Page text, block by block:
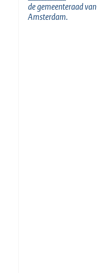
de gemeenteraad van
Amsterdam.